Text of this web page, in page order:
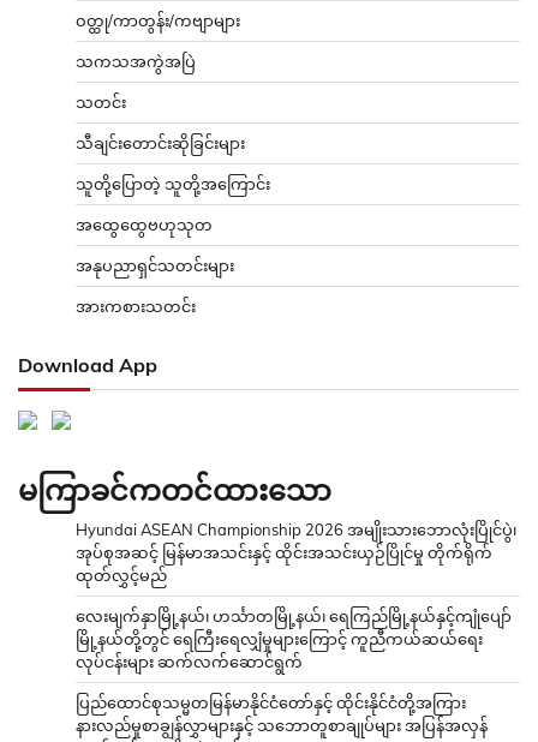
ဝတ္ထု/ကာတွန်း/ကဗျာများ
သကသအကွဲအပြဲ
သတင်း
သီချင်းတောင်းဆိုခြင်းများ
သူတို့ပြောတဲ့ သူတို့အကြောင်း
အထွေထွေဗဟုသုတ
အနုပညာရှင်သတင်းများ
အားကစားသတင်း
Download App
မကြာခင်ကတင်ထားသော
Hyundai ASEAN Championship 2026 အမျိုးသားဘောလုံးပြိုင်ပွဲ၊
အုပ်စုအဆင့် မြန်မာအသင်းနှင့် ထိုင်းအသင်းယှဉ်ပြိုင်မှု တိုက်ရိုက်
ထုတ်လွှင့်မည်
လေးမျက်နှာမြို့နယ်၊ ဟင်္သာတမြို့နယ်၊ ရေကြည်မြို့နယ်နှင့်ကျုံပျော်
မြို့နယ်တို့တွင် ရေကြီးရေလျှံမှုများကြောင့် ကူညီကယ်ဆယ်ရေး
လုပ်ငန်းများ ဆက်လက်ဆောင်ရွက်
ပြည်ထောင်စုသမ္မတမြန်မာနိုင်ငံတော်နှင့် ထိုင်းနိုင်ငံတို့အကြား
နားလည်မှုစာချွန်လွှာများနှင့် သဘောတူစာချုပ်များ အပြန်အလှန်